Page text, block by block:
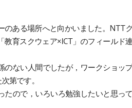
ある場所へと向かいました。NTT
育スクウェア×ICT」のフィールド
ない人間でしたが，ワークショッ
第です。
ので，いろいろ勉強したいと思っ